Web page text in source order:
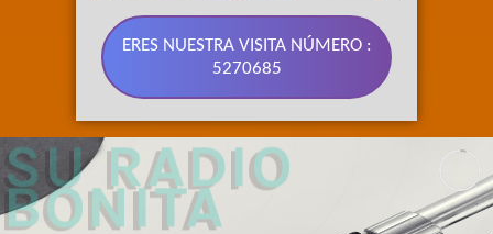
ERES NUESTRA VISITA NÚMERO :
5270685
89.3 FM